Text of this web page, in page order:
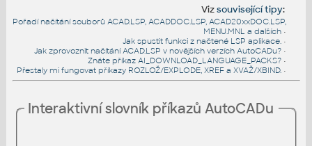
Vizsouvisející tipy:
Pořadí načítání souborů ACAD.LSP, ACADDOC.LSP, ACAD20xxDOC.LSP,
MENU.MNL a dalších •
Jak spustit funkci z načtené LSP aplikace. •
Jak zprovoznit načítání ACAD.LSP v novějších verzích AutoCADu? •
Znáte příkaz AI_DOWNLOAD_LANGUAGE_PACKS? •
Přestaly mi fungovat příkazy ROZLOŽ/EXPLODE, XREF a XVAŽ/XBIND. •
Interaktivní slovník příkazů AutoCADu